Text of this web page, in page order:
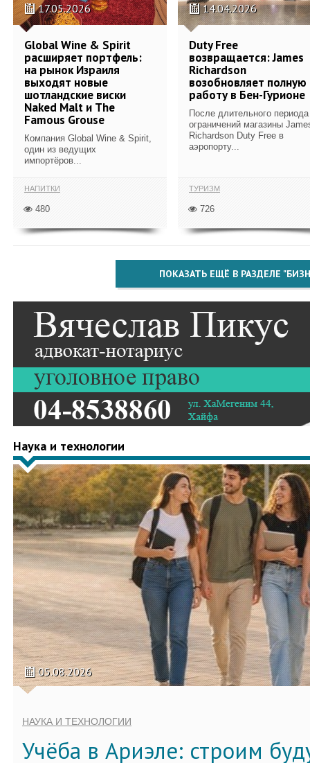
17.05.2026
Global Wine & Spirit
расширяет портфель:
на рынок Израиля
выходят новые
шотландские виски
Naked Malt и The
Famous Grouse
Компания Global Wine & Spirit,
один из ведущих
импортёров...
НАПИТКИ
480
14.04.2026
Duty Free
возвращается: James
Richardson
возобновляет полную
работу в Бен-Гурионе
После длительного периода
ограничений магазины
Richardson Duty Free в
аэропорту...
ТУРИЗМ
726
ПОКАЗАТЬ ЕЩЁ В РАЗДЕЛЕ
Наука и технологии
05.08.2026
НАУКА И ТЕХНОЛОГИИ
Учёба в Ариэле: строим